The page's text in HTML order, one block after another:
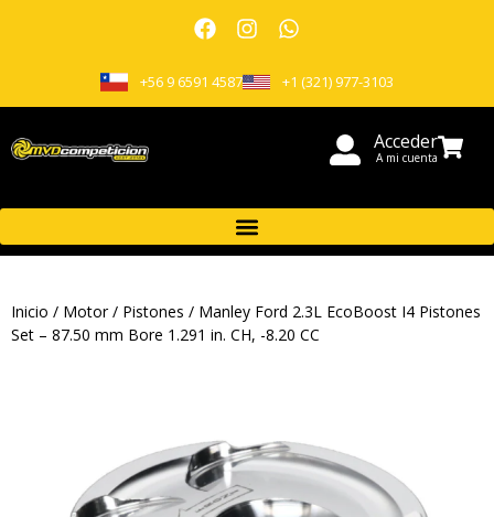
+56 9 6591 4587 +1 (321) 977-3103
Acceder
A mi cuenta
Inicio / Motor/ Pistones / Manley Ford 2.3L EcoBoost I4 Pistones
Set – 87.50 mm Bore 1.291 in. CH, -8.20 CC